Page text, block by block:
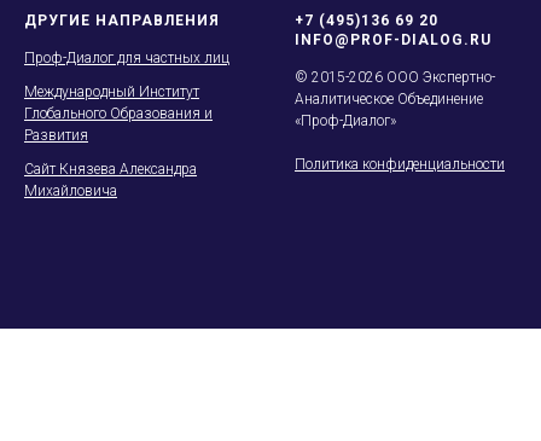
ДРУГИЕ НАПРАВЛЕНИЯ
Проф-Диалог для частных лиц
Международный Институт
Глобального Образования и
Развития
Сайт Князева Александра
Михайловича
+7 (495)136 69 20
INFO@PROF-DIALOG.RU
© 2015-2026 ООО Экспертно-
Аналитическое Объединение
«Проф-Диалог»
Политика конфиденциальности